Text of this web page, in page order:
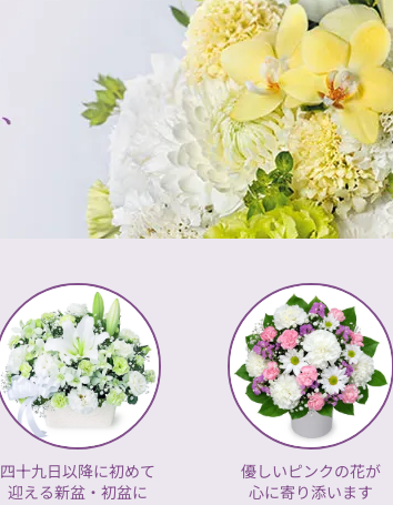
四十九日以降に初めて
迎える新盆・初盆に
優しいピンクの花が
心に寄り添います